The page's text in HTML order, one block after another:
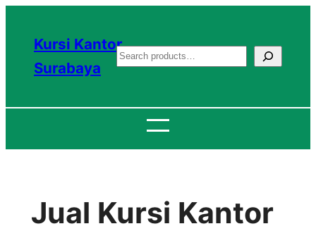
konten
Kursi Kantor
Surabaya
S
a
c
Jual Kursi Kantor